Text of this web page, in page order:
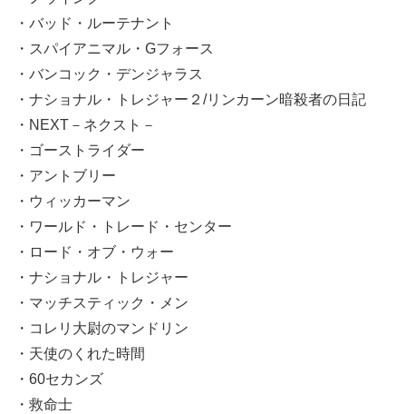
・バッド・ルーテナント
・スパイアニマル・Gフォース
・バンコック・デンジャラス
・ナショナル・トレジャー２/リンカーン暗殺者の日記
・NEXT－ネクスト－
・ゴーストライダー
・アントブリー
・ウィッカーマン
・ワールド・トレード・センター
・ロード・オブ・ウォー
・ナショナル・トレジャー
・マッチスティック・メン
・コレリ大尉のマンドリン
・天使のくれた時間
・60セカンズ
・救命士